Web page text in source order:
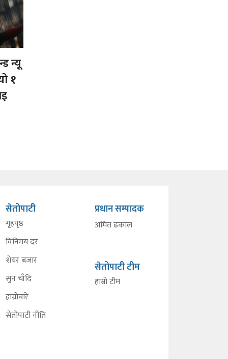
न्यू
१
सेतोपाटी
गृहपृष्ठ
विनिमय दर
शेयर बजार
सुन चाँदि
हाम्रोबारे
सेतोपाटी नीति
प्रधान सम्पादक
अमित ढकाल
सेतोपाटी टीम
हाम्रो टीम